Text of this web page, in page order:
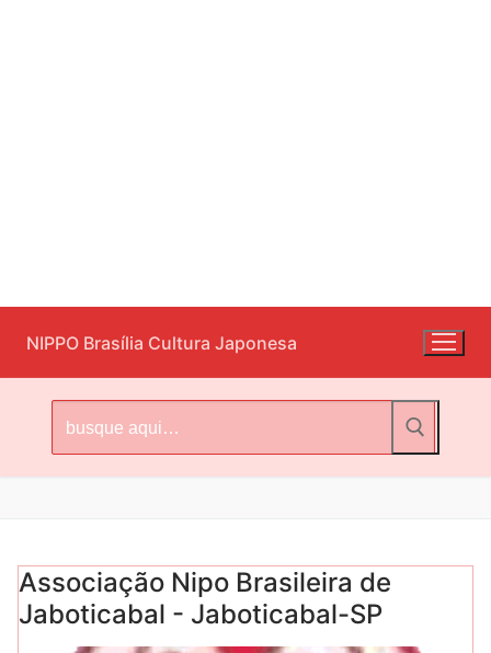
para
o
conteúdo
NIPPO Brasília Cultura Japonesa
por:
Associação Nipo Brasileira de
Jaboticabal - Jaboticabal-SP